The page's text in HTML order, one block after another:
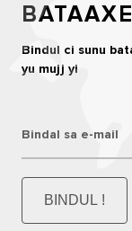
Bindul ci sunu
yu mujj yi
Bindal sa e-mail
BINDUL !